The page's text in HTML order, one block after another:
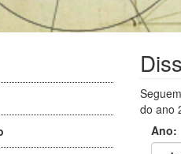
do ano
Ano: